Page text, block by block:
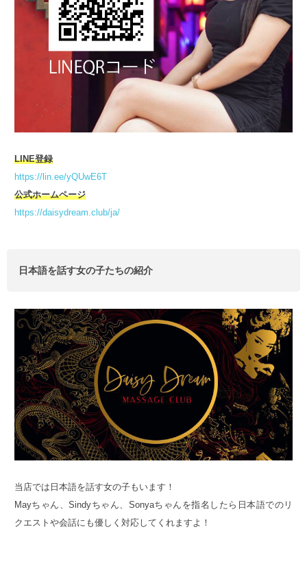
LINE登録
https://lin.ee/yQUwE6T
公式ホームページ
https://daisydream.club/ja/
日本語を話す女の子たちの紹介
当店では日本語を話す女の子もいます！
Mayちゃん、Sindyちゃん、Sonyaちゃんを指名したら日本語でのリ
クエストや会話にも優しく対応してくれますよ！